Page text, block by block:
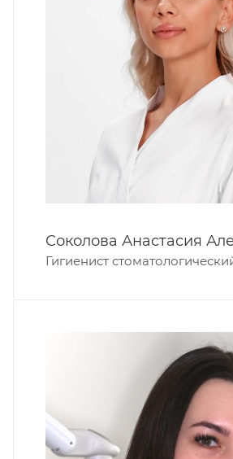
Соколова Анастасия
Гигиенист